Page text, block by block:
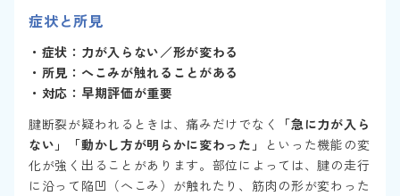
症状と所見
・症状：力が入らない／形が変わる
・所見：へこみが触れることがある
・対応：早期評価が重要
腱断裂が疑われるときは、痛みだけでなく
「急に力が入ら
ない」「動かし方が明らかに変わった」
といった機能の変
化が強く出ることがあります。部位によっては、腱の走行
に沿って陥凹（へこみ）が触れたり、筋肉の形が変わった